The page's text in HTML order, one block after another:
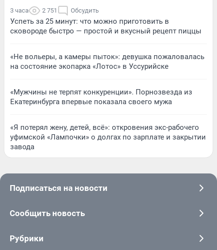
3 часа 2 751 Обсудить
Успеть за 25 минут: что можно приготовить в
сковороде быстро — простой и вкусный рецепт пиццы
«Не вольеры, а камеры пыток»: девушка пожаловалась
на состояние экопарка «Лотос» в Уссурийске
«Мужчины не терпят конкуренции». Порнозвезда из
Екатеринбурга впервые показала своего мужа
«Я потерял жену, детей, всё»: откровения экс-рабочего
уфимской «Лампочки» о долгах по зарплате и закрытии
завода
Подписаться на новости
Сообщить новость
Рубрики